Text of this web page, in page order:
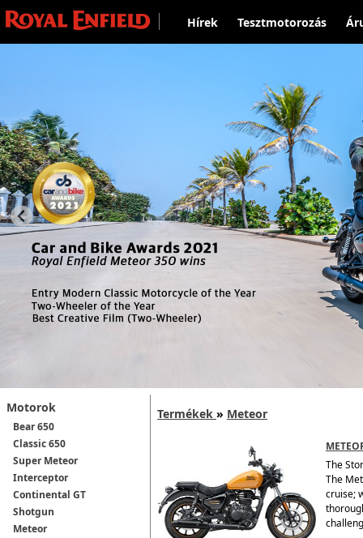
Hírek Tesztmotorozás
Motorok
Bear 650
Classic 650
Super Meteor
Interceptor
Continental GT
Shotgun
Meteor
Termékek » Meteor
The
The
cruise;